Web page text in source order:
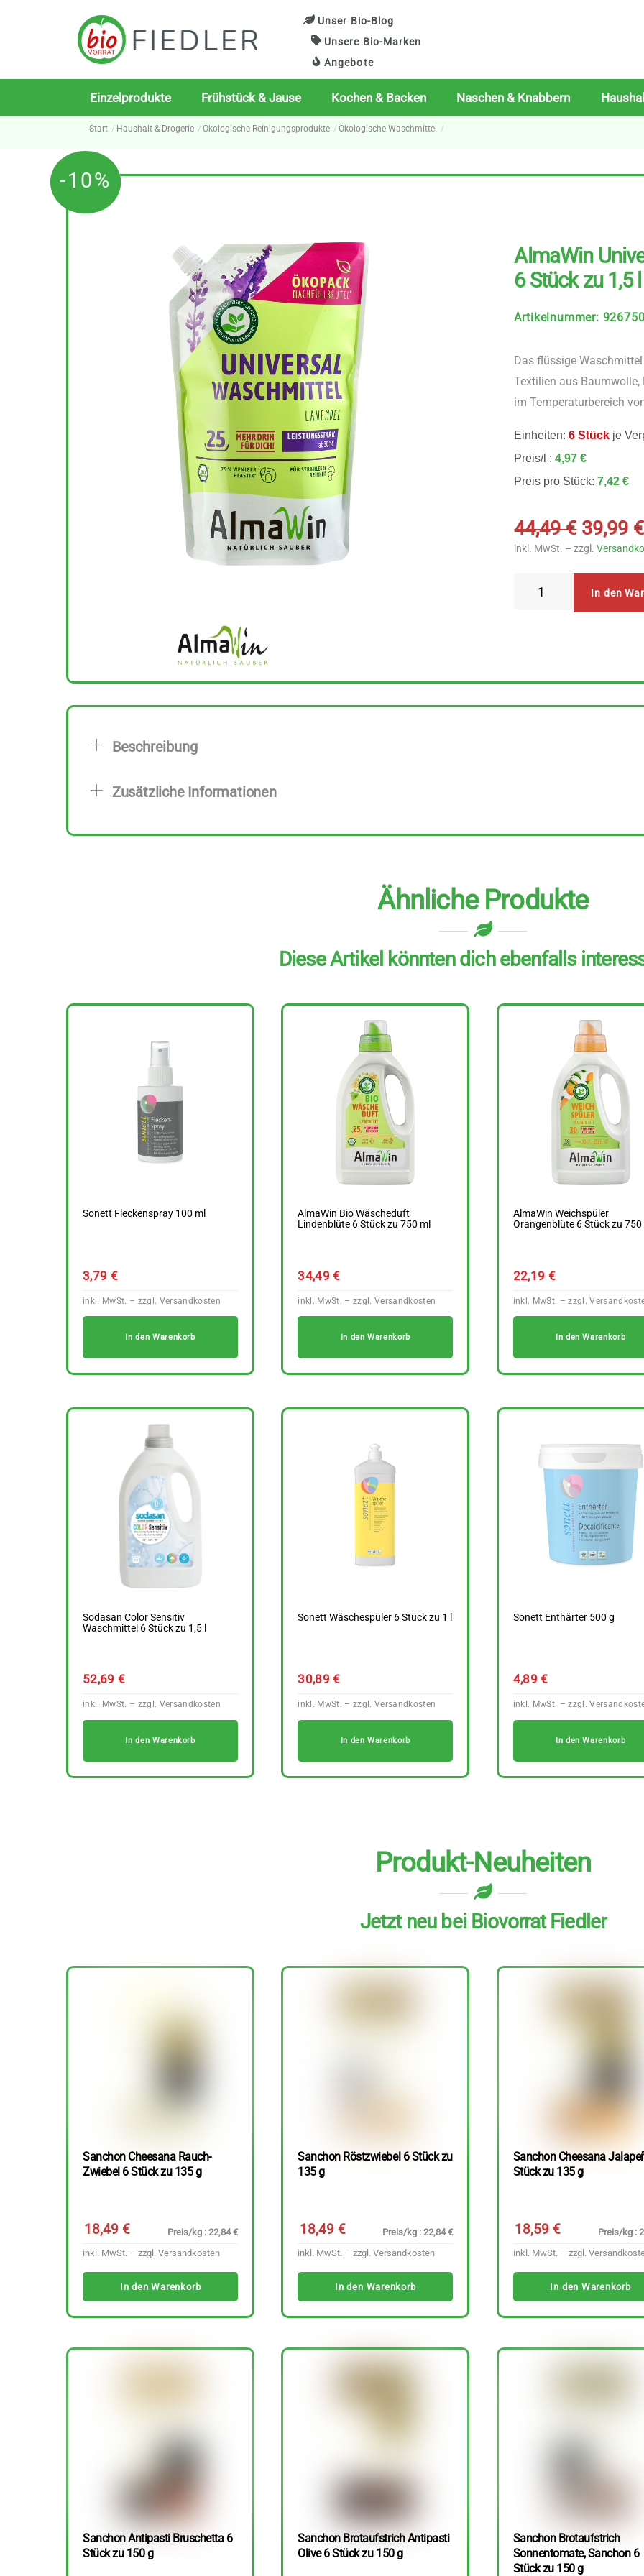
Unser Bio-Blog
Unsere Bio-Marken
Angebote
Einzelprodukte Frühstück & Jause Kochen & Backen Naschen & Knabbern
Start Haushalt & Drogerie Ökologische Reinigungsprodukte Ökologische Waschmittel
-10%
-10%
AlmaWin
6 Stück zu 1,5 l
Artikelnummer:
Das flüssige
Textilien aus
im Temperaturbereich
Einheiten:6 Stück je
Preis/l :4,97 €
Preis pro Stück:7,42 €
44,49€
Preis
44,49 €
39,99 €
inkl. MwSt. – zzgl.
Stück
zu
In den
Beschreibung
Zusätzliche Informationen
Ähnliche Produkte
Diese Artikel könnten dich ebenfalls
Sonett Fleckenspray 100 ml
3,79 €
In den Warenkorb
AlmaWin Bio Wäscheduft
Lindenblüte 6 Stück zu 750 ml
34,49€
In den Warenkorb
AlmaWin Weichspüler
Orangenblüte 6 Stück zu 750
22,19 €
In den Warenkorb
Sodasan Color Sensitiv
Waschmittel 6 Stück zu 1,5 l
52,69€
In den Warenkorb
Sonett Wäschespüler 6 Stück zu 1 l
30,89€
In den Warenkorb
Sonett Enthärter 500 g
4,89€
In den Warenkorb
Produkt-Neuheiten
Jetzt neu bei Biovorrat Fiedler
Sanchon Cheesana Rauch-
Zwiebel 6 Stück zu 135 g
18,49€
Preis/kg : 22,84 €
inkl. MwSt. – zzgl. Versandkosten
In den Warenkorb
Sanchon Röstzwiebel 6 Stück zu
135 g
18,49 €
Preis/kg : 22,84 €
inkl. MwSt. – zzgl.Versandkosten
In den Warenkorb
Sanchon Cheesana
Stück zu 135 g
18,59 €
Preis/kg :
inkl. MwSt. – zzgl.
In den Warenkorb
Sanchon Antipasti Bruschetta 6
Stück zu 150 g
Sanchon Brotaufstrich Antipasti
Olive 6 Stück zu 150 g
Sanchon Brotaufstrich
Sonnentomate, Sanchon 6
Stück zu 150 g